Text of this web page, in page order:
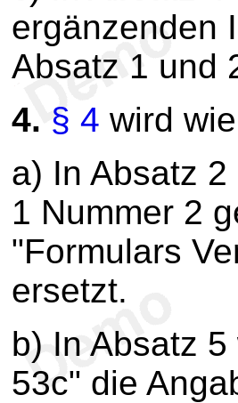
ergänzenden
Absatz 1 und
4. § 4 wird
a) In Absatz
1 Nummer 2
"Formulars
ersetzt.
b) In Absatz
53c" die